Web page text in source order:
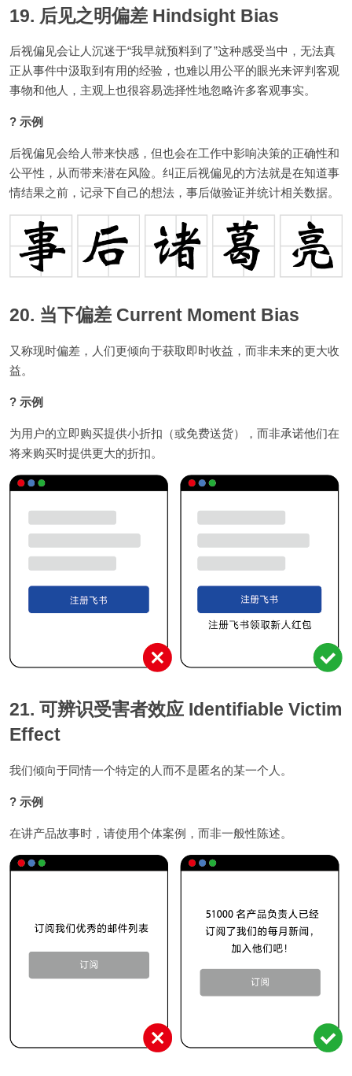
19. 后见之明偏差 Hindsight Bias
后视偏见会让人沉迷于“我早就预料到了”这种感受当中，无法真
正从事件中汲取到有用的经验，也难以用公平的眼光来评判客观
事物和他人，主观上也很容易选择性地忽略许多客观事实。
? 示例
后视偏见会给人带来快感，但也会在工作中影响决策的正确性和
公平性，从而带来潜在风险。纠正后视偏见的方法就是在知道事
情结果之前，记录下自己的想法，事后做验证并统计相关数据。
20. 当下偏差 Current Moment Bias
又称现时偏差，人们更倾向于获取即时收益，而非未来的更大收
益。
? 示例
为用户的立即购买提供小折扣（或免费送货），而非承诺他们在
将来购买时提供更大的折扣。
21. 可辨识受害者效应 Identifiable Victim
Effect
我们倾向于同情一个特定的人而不是匿名的某一个人。
? 示例
在讲产品故事时，请使用个体案例，而非一般性陈述。